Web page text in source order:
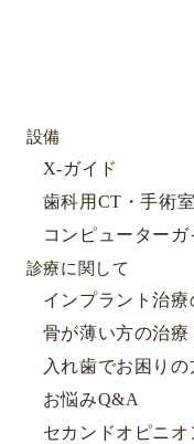
設備
X-ガイド
歯科用CT・手術室
コンピューターガ
診療に関して
インプラント治療
骨が薄い方の治療
入れ歯でお困りの
お悩みQ&A
セカンドオピニオ